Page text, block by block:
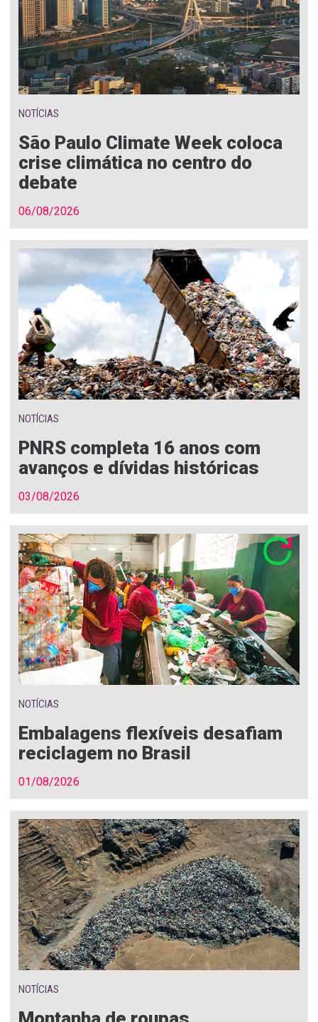
NOTÍCIAS
São Paulo Climate Week coloca
crise climática no centro do
debate
06/08/2026
NOTÍCIAS
PNRS completa 16 anos com
avanços e dívidas históricas
03/08/2026
NOTÍCIAS
Embalagens flexíveis desafiam
reciclagem no Brasil
01/08/2026
NOTÍCIAS